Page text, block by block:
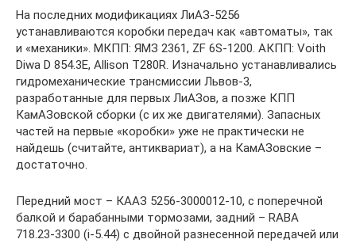
На последних модификациях ЛиАЗ-5256
устанавливаются коробки передач как «автоматы», так
и «механики». МКПП: ЯМЗ 2361, ZF 6S-1200. АКПП: Voith
Diwa D 854.3E, Allison T280R. Изначально устанавливались
гидромеханические трансмиссии Львов-3,
разработанные для первых ЛиАЗов, а позже КПП
КамАЗовской сборки (с их же двигателями). Запасных
частей на первые «коробки» уже не практически не
найдешь (считайте, антиквариат), а на КамАЗовские –
достаточно.
Передний мост – КААЗ 5256-3000012-10, с поперечной
балкой и барабанными тормозами, задний – RABA
718.23-3300 (i-5.44) с двойной разнесенной передачей или